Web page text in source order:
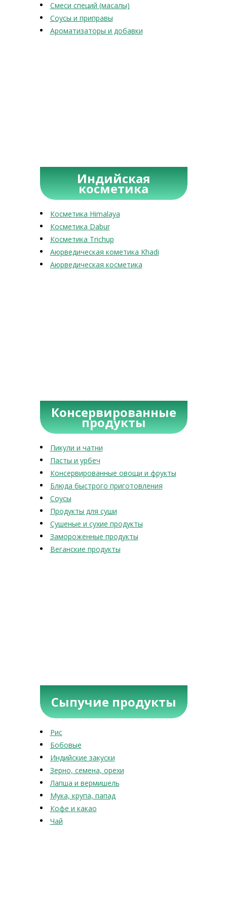
Смеси специй (масалы)
Соусы и приправы
Ароматизаторы и добавки
Индийская
косметика
Косметика Himalaya
Косметика Dabur
Косметика Trichup
Аюрведическая кометика Khadi
Аюрведическая косметика
Консервированные
продукты
Пикули и чатни
Пасты и урбеч
Консервированные овощи и фрукты
Блюда быстрого приготовления
Соусы
Продукты для суши
Сушеные и сухие продукты
Замороженные продукты
Веганские продукты
Сыпучие продукты
Рис
Бобовые
Индийские закуски
Зерно, семена, орехи
Лапша и вермишель
Мука, крупа, папад
Кофе и какао
Чай